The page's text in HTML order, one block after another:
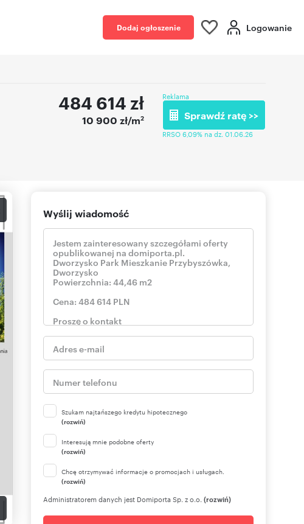
Dodaj ogłoszenie Logowanie
484 614 zł
10 900 zł/m2
Reklama
Sprawdź ratę >>
RRSO 6,09% na dz. 01.06.26
Wyślij wiadomość
Szukam najtańszego kredytu hipotecznego
(rozwiń)
Interesują mnie podobne oferty
(rozwiń)
Chcę otrzymywać informacje o promocjach i usługach.
(rozwiń)
Administratorem danych jest Domiporta Sp. z o.o. (rozwiń)